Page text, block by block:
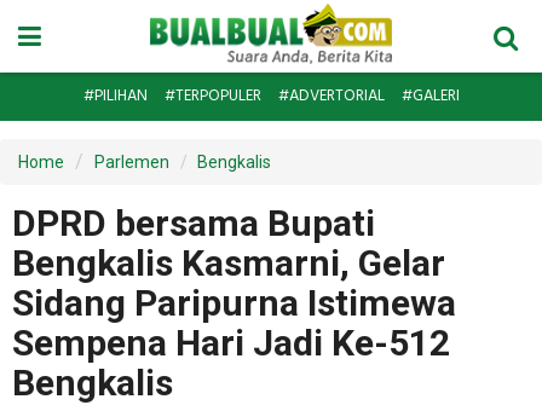
#PILIHAN #TERPOPULER #ADVERTORIAL #GALERI
Home Parlemen Bengkalis
DPRD bersama Bupati
Bengkalis Kasmarni, Gelar
Sidang Paripurna Istimewa
Sempena Hari Jadi Ke-512
Bengkalis